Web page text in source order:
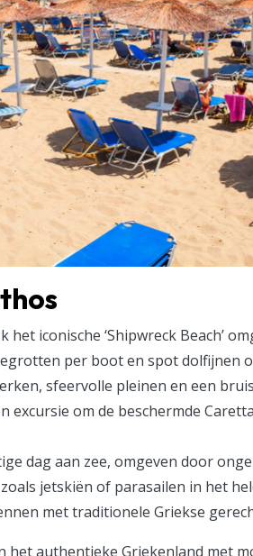
het iconische ‘Shipwreck Beach’
per boot en spot dolfijnen
sfeervolle pleinen en een
excursie om de beschermde
dag aan zee, omgeven door
jetskiën of parasailen in het
met traditionele Griekse
het authentieke Griekenland met